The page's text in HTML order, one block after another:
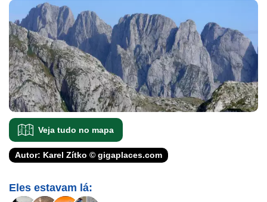
Veja tudo no mapa
Autor: Karel Zítko © gigaplaces.com
Eles estavam lá: